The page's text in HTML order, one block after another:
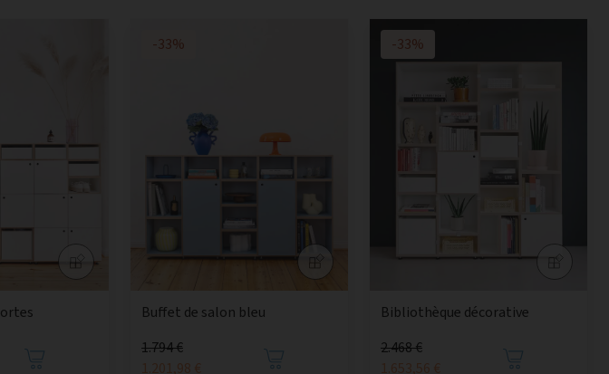
-33%
Buffet de salon bleu
1.794 €
1.201,98 €
-33%
Bibliothèque décorative
2.468 €
1.653,56 €